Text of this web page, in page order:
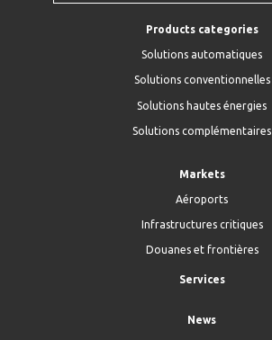
Products categories
Solutions automatiques
Solutions conventionnelles
Solutions hautes énergies
Solutions complémentaires
Markets
Aéroports
Infrastructures critiques
Douanes et frontières
Services
News